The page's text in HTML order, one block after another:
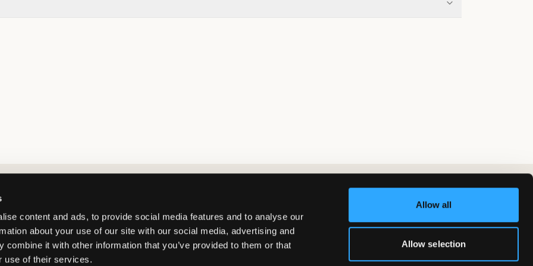
content and ads, to provide social media features and to analyse our
about your use of our site with our social media, advertising and
combine it with other information that you’ve provided to them or that
use of their services.
Allow all
Allow selection